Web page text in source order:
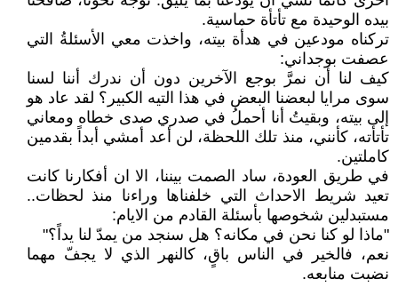
بيده الوحيدة مع تأتأة حماسية.
تركناه مودعين في هدأة بيته، واخذت معي الأسئلةُ التي
عصفت بوجداني:
كيف لنا أن نمرَّ بوجع الآخرين دون أن ندرك أننا لسنا
سوى مرايا لبعضنا البعض في هذا التيه الكبير؟ لقد عاد هو
إلى بيته، وبقيتُ أنا أحملُ في صدري صدى خطاه ومعاني
تأتأته، كأنني، منذ تلك اللحظة، لن أعد أمشي أبداً بقدمين
كاملتين.
في طريق العودة، ساد الصمت بيننا، الا ان أفكارنا كانت
تعيد شريط الاحداث التي خلفناها وراءنا منذ لحظات..
مستبدلين شخوصها بأسئلة القادم من الايام:
"ماذا لو كنا نحن في مكانه؟ هل سنجد من يمدّ لنا يداً؟"
نعم، فالخير في الناس باقٍ، كالنهر الذي لا يجفّ مهما
نضبت منابعه.